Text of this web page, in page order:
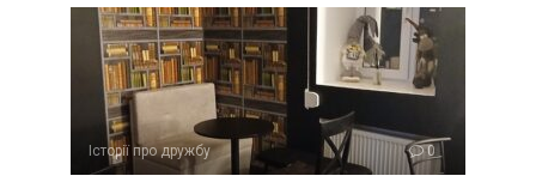
Історії про дружбу 0